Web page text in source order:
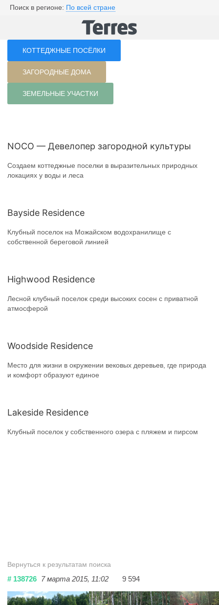
Поиск в регионе: По всей стране
КОТТЕДЖНЫЕ ПОСЁЛКИ
ЗАГОРОДНЫЕ ДОМА
ЗЕМЕЛЬНЫЕ УЧАСТКИ
NOCO — Девелопер загородной культуры
Создаем коттеджные поселки в выразительных природных
локациях у воды и леса
Bayside Residence
Клубный поселок на Можайском водохранилище с
собственной береговой линией
Highwood Residence
Лесной клубный поселок среди высоких сосен с приватной
атмосферой
Woodside Residence
Место для жизни в окружении вековых деревьев, где природа
и комфорт образуют единое
Lakeside Residence
Клубный поселок у собственного озера с пляжем и пирсом
Вернуться к результатам поиска
# 138726 7 марта 2015, 11:02 9 594